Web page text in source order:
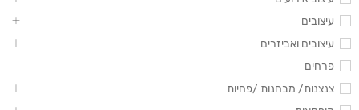
עיצובים
עיצובים ואביזרים
פרחים
צנצנות/ מבחנות /פחיות